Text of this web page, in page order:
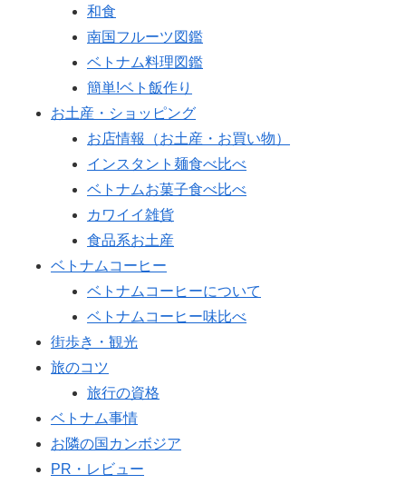
和食
南国フルーツ図鑑
ベトナム料理図鑑
簡単!ベト飯作り
お土産・ショッピング
お店情報（お土産・お買い物）
インスタント麺食べ比べ
ベトナムお菓子食べ比べ
カワイイ雑貨
食品系お土産
ベトナムコーヒー
ベトナムコーヒーについて
ベトナムコーヒー味比べ
街歩き・観光
旅のコツ
旅行の資格
ベトナム事情
お隣の国カンボジア
PR・レビュー